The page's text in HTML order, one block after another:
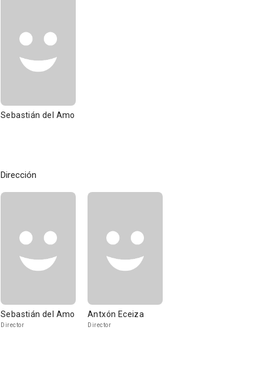
Sebastián del Amo
Dirección
Sebastián del Amo
Director
Antxón Eceiza
Director